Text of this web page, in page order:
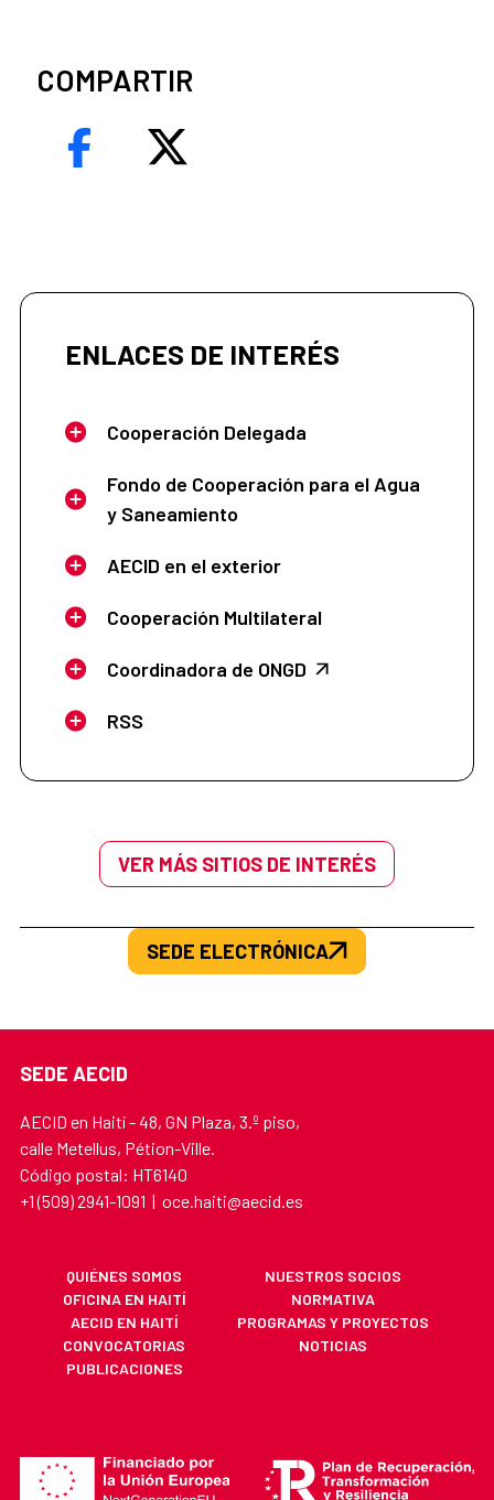
COMPARTIR
ENLACES DE INTERÉS
Cooperación Delegada
Fondo de Cooperación para el Agua
y Saneamiento
AECID en el exterior
Cooperación Multilateral
Coordinadora de ONGD
RSS
VER MÁS SITIOS DE INTERÉS
SEDE ELECTRÓNICA
SEDE AECID
AECID en Haití - 48, GN Plaza, 3.º piso,
calle Metellus, Pétion-Ville.
Código postal: HT6140
+1 (509) 2941-1091 | oce.haiti@aecid.es
QUIÉNES SOMOS
NUESTROS SOCIOS
OFICINA EN HAITÍ
NORMATIVA
AECID EN HAITÍ
PROGRAMAS Y PROYECTOS
CONVOCATORIAS
NOTICIAS
PUBLICACIONES